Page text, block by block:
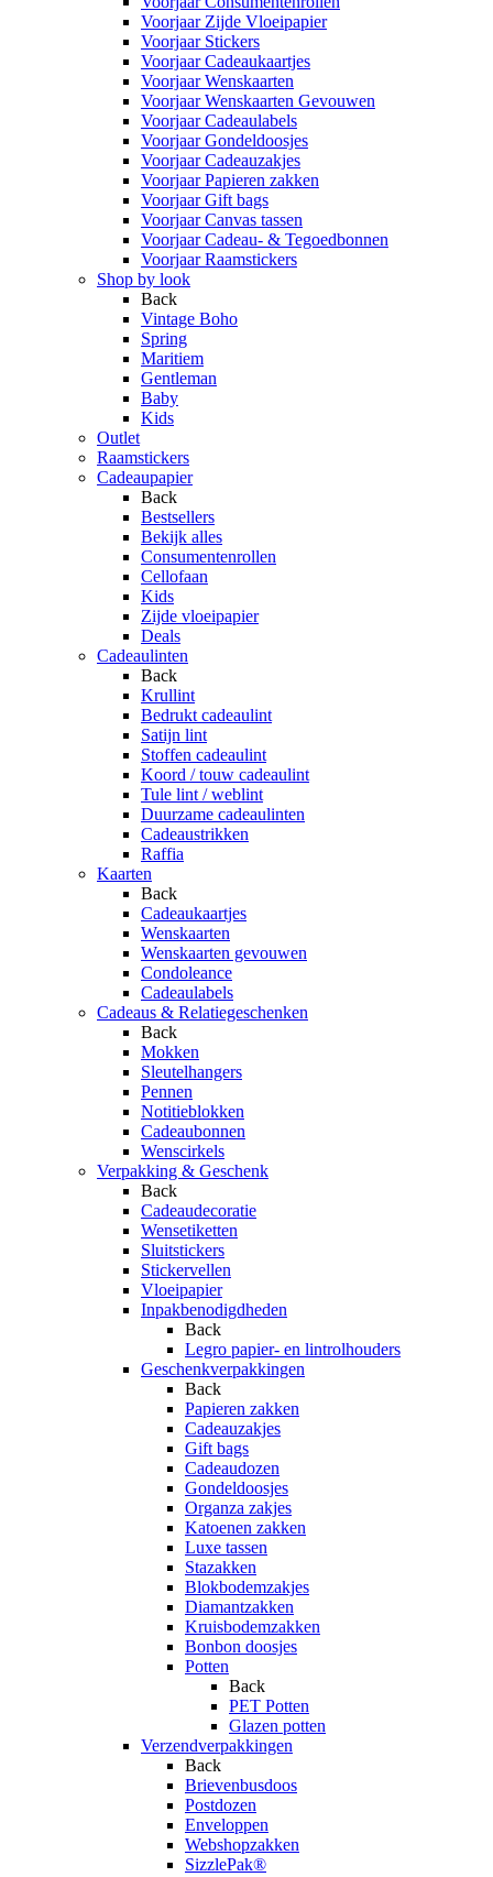
Voorjaar Zijde Vloeipapier
Voorjaar Stickers
Voorjaar Cadeaukaartjes
Voorjaar Wenskaarten
Voorjaar Wenskaarten Gevouwen
Voorjaar Cadeaulabels
Voorjaar Gondeldoosjes
Voorjaar Cadeauzakjes
Voorjaar Papieren zakken
Voorjaar Gift bags
Voorjaar Canvas tassen
Voorjaar Cadeau- & Tegoedbonnen
Voorjaar Raamstickers
Shop by look
Back
Vintage Boho
Spring
Maritiem
Gentleman
Baby
Kids
Outlet
Raamstickers
Cadeaupapier
Back
Bestsellers
Bekijk alles
Consumentenrollen
Cellofaan
Kids
Zijde vloeipapier
Deals
Cadeaulinten
Back
Krullint
Bedrukt cadeaulint
Satijn lint
Stoffen cadeaulint
Koord / touw cadeaulint
Tule lint / weblint
Duurzame cadeaulinten
Cadeaustrikken
Raffia
Kaarten
Back
Cadeaukaartjes
Wenskaarten
Wenskaarten gevouwen
Condoleance
Cadeaulabels
Cadeaus & Relatiegeschenken
Back
Mokken
Sleutelhangers
Pennen
Notitieblokken
Cadeaubonnen
Wenscirkels
Verpakking & Geschenk
Back
Cadeaudecoratie
Wensetiketten
Sluitstickers
Stickervellen
Vloeipapier
Inpakbenodigdheden
Back
Legro papier- en lintrolhouders
Geschenkverpakkingen
Back
Papieren zakken
Cadeauzakjes
Gift bags
Cadeaudozen
Gondeldoosjes
Organza zakjes
Katoenen zakken
Luxe tassen
Stazakken
Blokbodemzakjes
Diamantzakken
Kruisbodemzakken
Bonbon doosjes
Potten
Back
PET Potten
Glazen potten
Verzendverpakkingen
Back
Brievenbusdoos
Postdozen
Enveloppen
Webshopzakken
SizzlePak®